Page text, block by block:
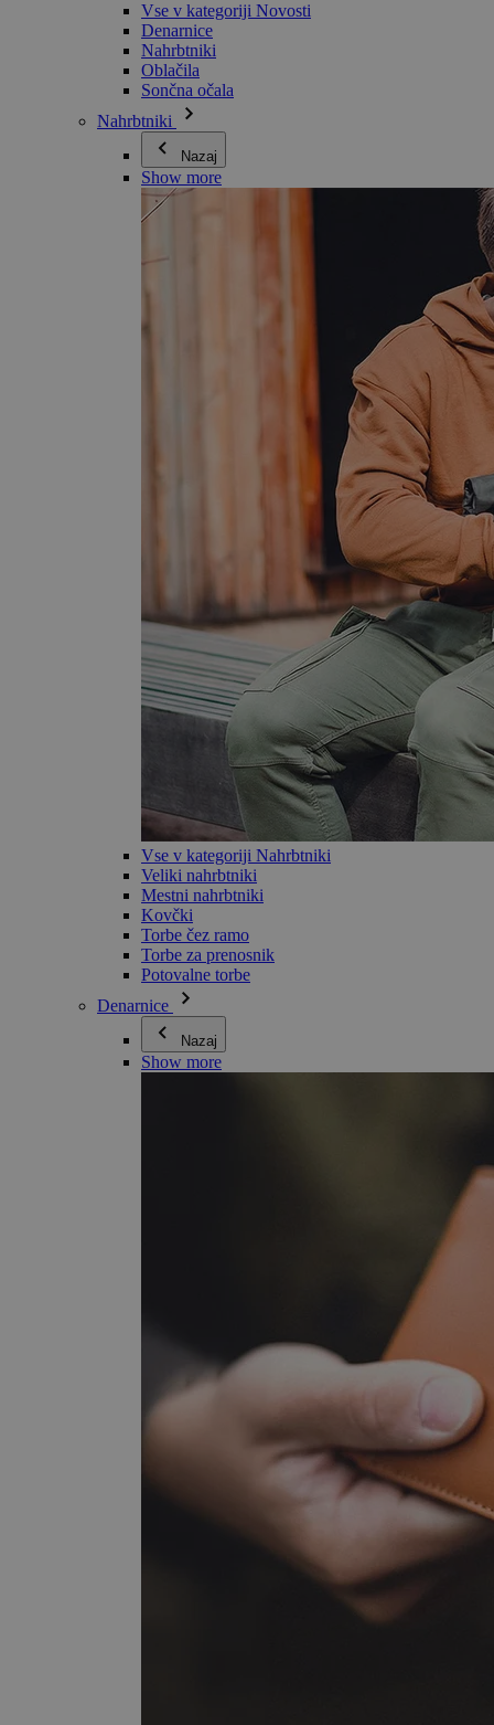
Vse v kategoriji Novosti
Denarnice
Nahrbtniki
Oblačila
Sončna očala
Nahrbtniki
Nazaj
Show more
Vse v kategoriji Nahrbtniki
Veliki nahrbtniki
Mestni nahrbtniki
Kovčki
Torbe čez ramo
Torbe za prenosnik
Potovalne torbe
Denarnice
Nazaj
Show more